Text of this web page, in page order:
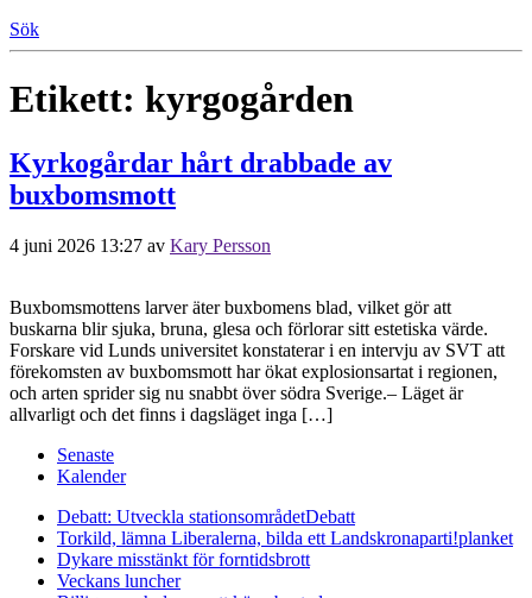
Sök
Etikett: kyrgogården
Kyrkogårdar hårt drabbade av
buxbomsmott
4 juni 2026 13:27 av Kary Persson
Buxbomsmottens larver äter buxbomens blad, vilket gör att
buskarna blir sjuka, bruna, glesa och förlorar sitt estetiska värde.
Forskare vid Lunds universitet konstaterar i en intervju av SVT att
förekomsten av buxbomsmott har ökat explosionsartat i regionen,
och arten sprider sig nu snabbt över södra Sverige.– Läget är
allvarligt och det finns i dagsläget inga […]
Senaste
Kalender
Debatt: Utveckla stationsområdetDebatt
Torkild, lämna Liberalerna, bilda ett Landskronaparti!planket
Dykare misstänkt för forntidsbrott
Veckans luncher